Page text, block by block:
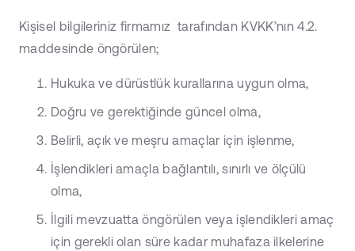
Kişisel bilgileriniz firmamız tarafından KVKK’nın 4.2.
maddesinde öngörülen;
Hukuka ve dürüstlük kurallarına uygun olma,
Doğru ve gerektiğinde güncel olma,
Belirli, açık ve meşru amaçlar için işlenme,
İşlendikleri amaçla bağlantılı, sınırlı ve ölçülü
olma,
İlgili mevzuatta öngörülen veya işlendikleri amaç
için gerekli olan süre kadar muhafaza ilkelerine